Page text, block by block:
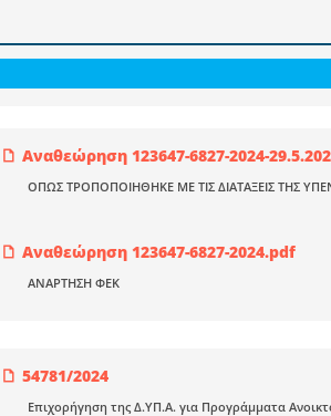
Αναθεώρηση 123647-6827-2024-
ΟΠΩΣ ΤΡΟΠΟΠΟΙΗΘΗΚΕ ΜΕ ΤΙΣ ΔΙΑΤΑΞΕΙΣ ΤΗΣ
Αναθεώρηση 123647-6827-2024.pdf
ΑΝΑΡΤΗΣΗ ΦΕΚ
54781/2024
Επιχορήγηση της Δ.ΥΠ.Α. για Προγράμματα